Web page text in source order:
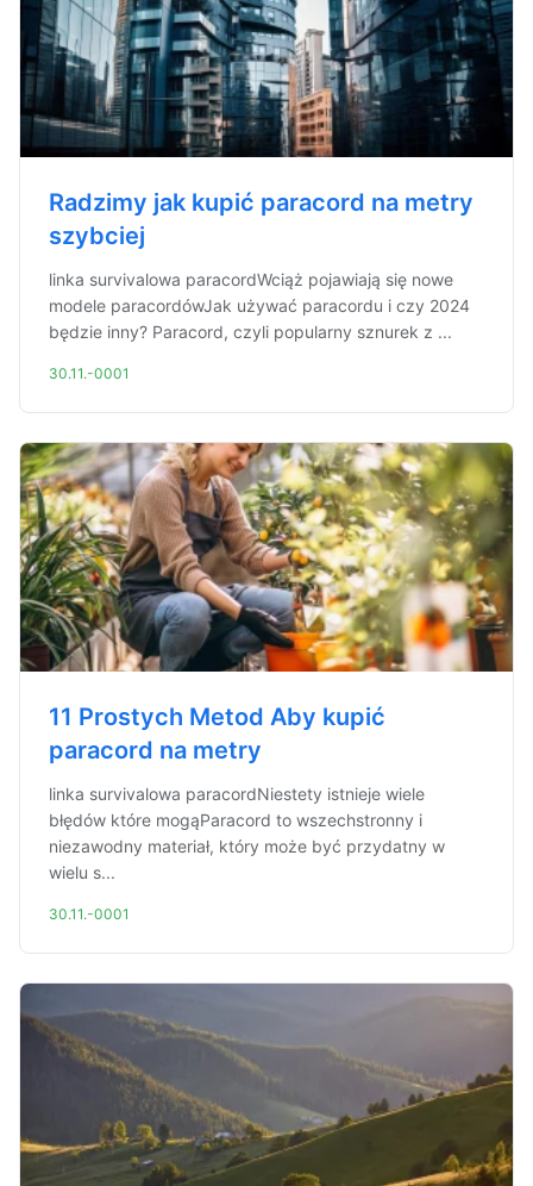
Radzimy jak kupić paracord na metry
szybciej
linka survivalowa paracordWciąż pojawiają się nowe
modele paracordówJak używać paracordu i czy 2024
będzie inny? Paracord, czyli popularny sznurek z ...
30.11.-0001
11 Prostych Metod Aby kupić
paracord na metry
linka survivalowa paracordNiestety istnieje wiele
błędów które mogąParacord to wszechstronny i
niezawodny materiał, który może być przydatny w
wielu s...
30.11.-0001